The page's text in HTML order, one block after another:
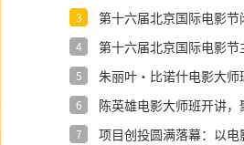
3
第十六届北京国际电影节
4
第十六届北京国际电影节
5
朱丽叶·比诺什电影大师
6
陈英雄电影大师班开讲，
7
项目创投圆满落幕：以电